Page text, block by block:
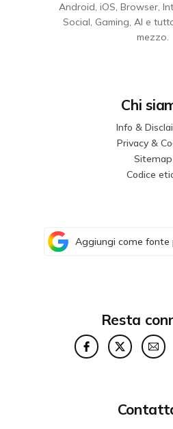
Android, iOS, Browser,
Social, Gaming, AI e
mezzo.
Chi
Info &
Privacy &
Sitemap
Codice
Aggiungi come fonte
Resta